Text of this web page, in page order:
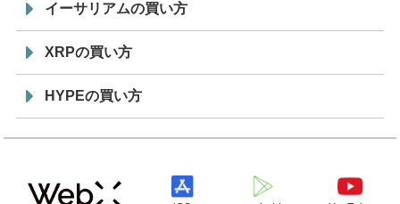
イーサリアムの買い方
XRPの買い方
HYPEの買い方